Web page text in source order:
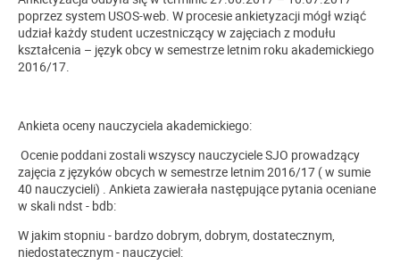
poprzez system USOS-web. W procesie ankietyzacji mógł wziąć
udział każdy student uczestniczący w zajęciach z modułu
kształcenia – język obcy w semestrze letnim roku akademickiego
2016/17.
Ankieta oceny nauczyciela akademickiego:
Ocenie poddani zostali wszyscy nauczyciele SJO prowadzący
zajęcia z języków obcych w semestrze letnim 2016/17 ( w sumie
40 nauczycieli) . Ankieta zawierała następujące pytania oceniane
w skali ndst - bdb:
W jakim stopniu - bardzo dobrym, dobrym, dostatecznym,
niedostatecznym - nauczyciel: